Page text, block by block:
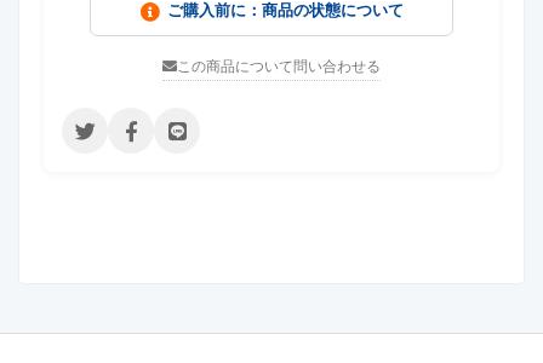
ご購入前に：商品の状態について
この商品について問い合わせる